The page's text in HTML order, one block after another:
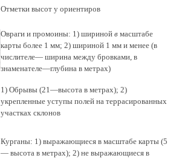
Отметки высот у ориентиров
Овраги и промоины: 1) шириной вмасштабе
карты более 1 мм; 2) шириной 1 мм и менее (в
числителе— ширина между бровками, в
знаменателе—глубина в метрах)
1) Обрывы (21—высота в метрах); 2)
укрепленные уступы полей на террасированных
участках склонов
Курганы: 1) выражающиеся в масштабе карты (5
— высота в метрах); 2) не выражающиеся в